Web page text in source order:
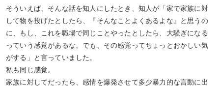
そういえば、そんな話を知人にしたとき、知人が「家で家族に対
して物を投げたとしたら、『そんなことよくあるよな』と思うの
に、もし、これを職場で同じことやったとしたら、大騒ぎになる
っていう感覚があるな。でも、その感覚ってちょっとおかしい気
がする」と言っていました。
私も同じ感覚。
家族に対してだったら、感情を爆発させて多少暴力的な言動に出